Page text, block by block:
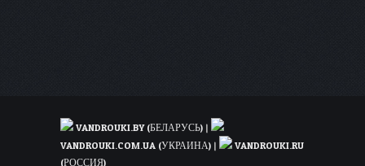
VANDROUKI.BY (БЕЛАРУСЬ) |
VANDROUKI.COM.UA (УКРАИНА) |
VANDROUKI.RU
(РОССИЯ)